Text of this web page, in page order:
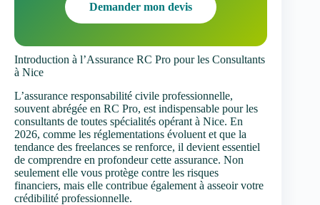
Demander mon devis
Introduction à l’Assurance RC Pro pour les Consultants
à Nice
L’assurance responsabilité civile professionnelle,
souvent abrégée en RC Pro, est indispensable pour les
consultants de toutes spécialités opérant à Nice. En
2026, comme les réglementations évoluent et que la
tendance des freelances se renforce, il devient essentiel
de comprendre en profondeur cette assurance. Non
seulement elle vous protège contre les risques
financiers, mais elle contribue également à asseoir votre
crédibilité professionnelle.